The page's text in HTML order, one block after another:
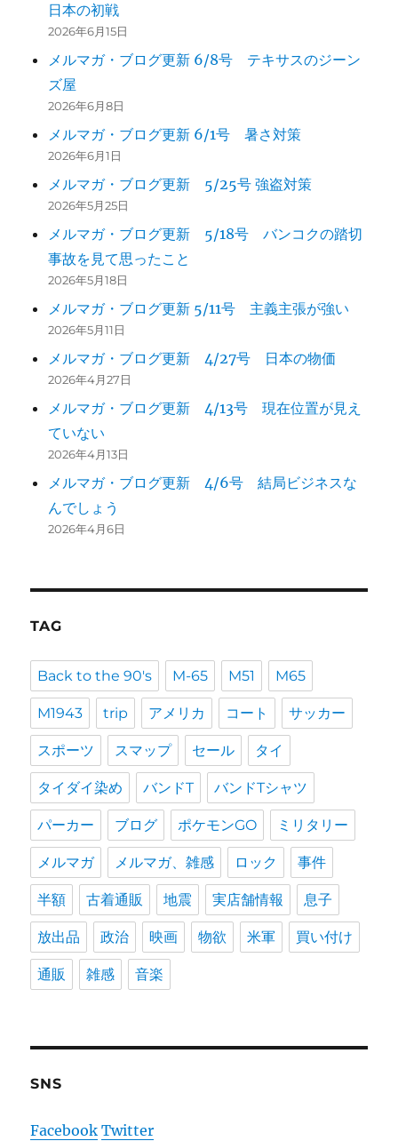
日本の初戦
2026年6月15日
メルマガ・ブログ更新 6/8号 テキサスのジーン
ズ屋
2026年6月8日
メルマガ・ブログ更新 6/1号 暑さ対策
2026年6月1日
メルマガ・ブログ更新 5/25号 強盗対策
2026年5月25日
メルマガ・ブログ更新 5/18号 バンコクの踏切
事故を見て思ったこと
2026年5月18日
メルマガ・ブログ更新 5/11号 主義主張が強い
2026年5月11日
メルマガ・ブログ更新 4/27号 日本の物価
2026年4月27日
メルマガ・ブログ更新 4/13号 現在位置が見え
ていない
2026年4月13日
メルマガ・ブログ更新 4/6号 結局ビジネスな
んでしょう
2026年4月6日
TAG
Back to the 90's M-65 M51 M65
M1943 trip アメリカ コート サッカー
スポーツ スマップ セール タイ
タイダイ染め バンドT バンドTシャツ
パーカー ブログ ポケモンGO ミリタリー
メルマガ メルマガ、雑感 ロック 事件
半額 古着通販 地震 実店舗情報 息子
放出品 政治 映画 物欲 米軍 買い付け
通販 雑感 音楽
SNS
Facebook Twitter